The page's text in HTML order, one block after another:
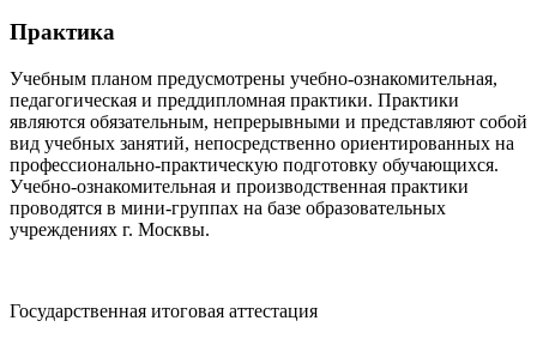
Практика
Учебным планом предусмотрены учебно-ознакомительная,
педагогическая и преддипломная практики. Практики
являются обязательным, непрерывными и представляют собой
вид учебных занятий, непосредственно ориентированных на
профессионально-практическую подготовку обучающихся.
Учебно-ознакомительная и производственная практики
проводятся в мини-группах на базе образовательных
учреждениях г. Москвы.
Государственная итоговая аттестация